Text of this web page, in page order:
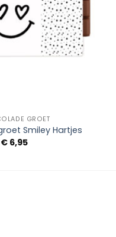
GROET
Smiley Hartjes
€ 6,95